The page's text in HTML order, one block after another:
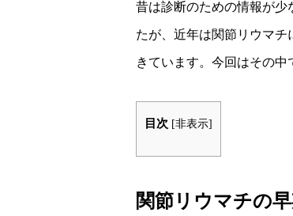
昔は診断のための情報が少
たが、近年は関節リウマ
きています。今回はその中
目次 [非表示]
関節リウマチの